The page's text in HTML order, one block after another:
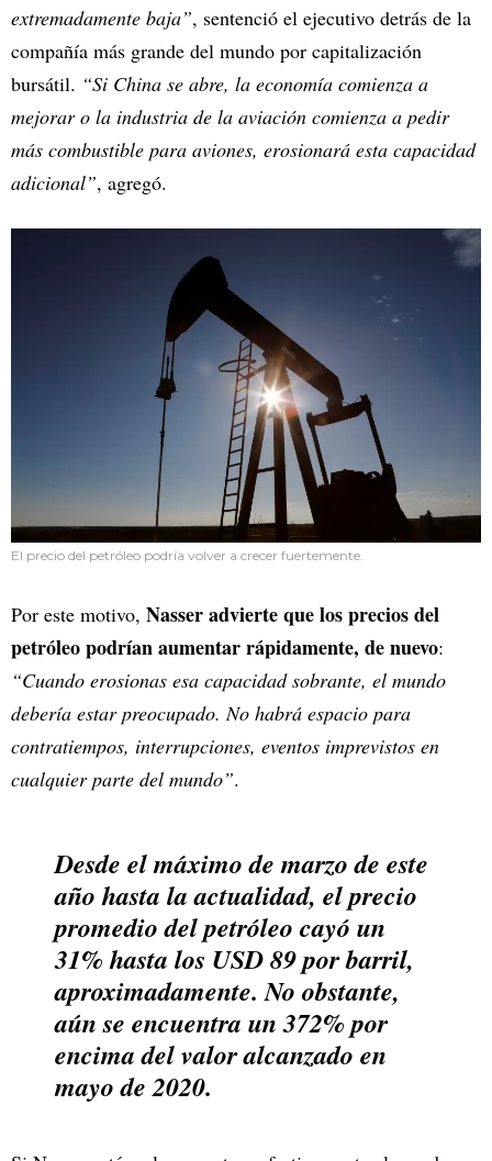
extremadamente baja”, sentenció el ejecutivo detrás de la
compañía más grande del mundo por capitalización
bursátil. “Si China se abre, la economía comienza a
mejorar o la industria de la aviación comienza a pedir
más combustible para aviones, erosionará esta capacidad
adicional”, agregó.
El precio del petróleo podría volver a crecer fuertemente.
Por este motivo, Nasser advierte que los precios del
petróleo podrían aumentar rápidamente, de nuevo:
“Cuando erosionas esa capacidad sobrante, el mundo
debería estar preocupado. No habrá espacio para
contratiempos, interrupciones, eventos imprevistos en
cualquier parte del mundo”.
Desde el máximo de marzo de este
año hasta la actualidad, el precio
promedio del petróleo cayó un
31% hasta los USD 89 por barril,
aproximadamente. No obstante,
aún se encuentra un 372% por
encima del valor alcanzado en
mayo de 2020.